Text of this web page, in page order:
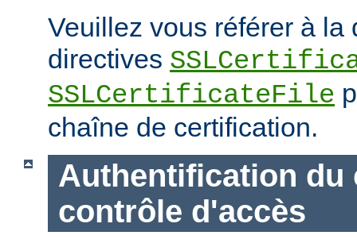
Veuillez vous référer à la
directives
SSLCertificateFile
chaîne de certification.
Authentification du
contrôle d'accès